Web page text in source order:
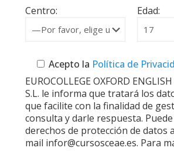
Centro: Edad:
Acepto la Política de
EUROCOLLEGE OXFORD
S.L. le informa que tratará los
que facilite con la finalidad de
consulta y darle respuesta.
derechos de protección de datos
mail infor@cursosceae.es. Para